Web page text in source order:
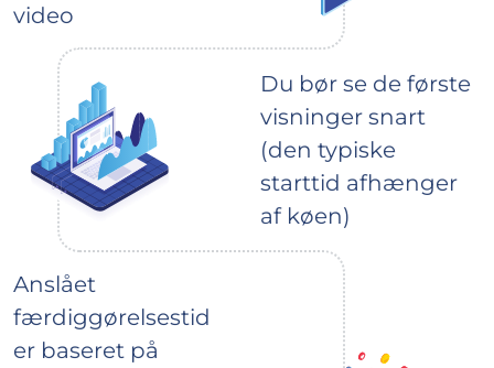
video
Du bør se de første
visninger snart
(den typiske
starttid afhænger
af køen)
Anslået
færdiggørelsestid
er baseret på